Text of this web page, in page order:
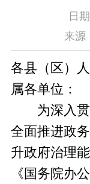
日
来源
各县（区）
属各单位：
为深入
全面推进政
升政府治理
《国务院办